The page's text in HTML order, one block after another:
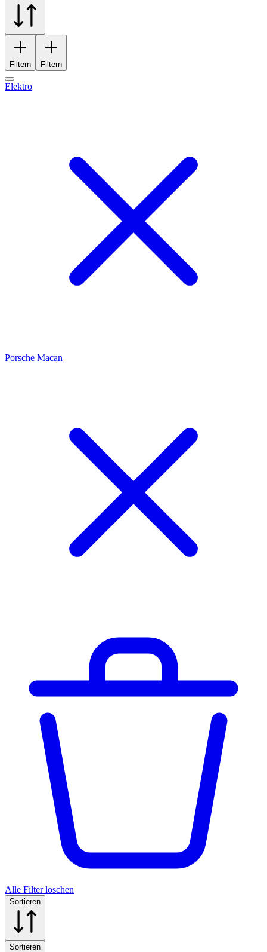
Filtern Filtern
Elektro
Porsche Macan
Alle Filter löschen
Sortieren
Sortieren